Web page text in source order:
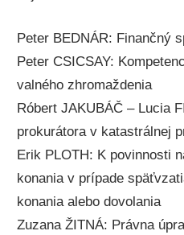
Peter BEDNÁR: Finančný
Peter CSICSAY:
valného zhromaždenia
Róbert JAKUBÁČ – Lucia
prokurátora v katastrálnej
Erik PLOTH: K povinnosti
konania v prípade
konania alebo dovolania
Zuzana ŽITNÁ: Právna